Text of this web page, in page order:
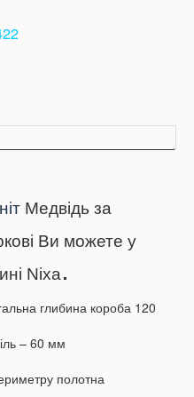
Медвідь за
Ви можете у
Nixa.
глибина короба 120
– 60 мм
полотна